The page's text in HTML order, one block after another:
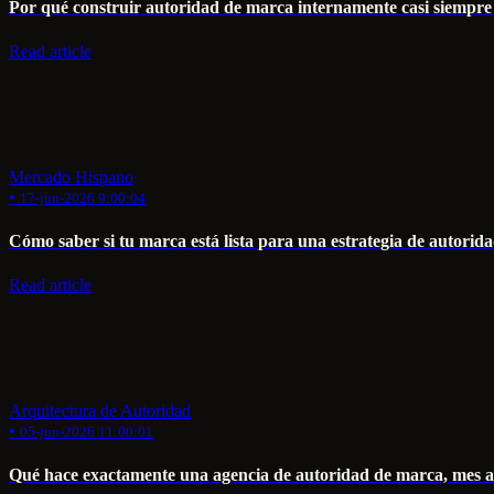
Por qué construir autoridad de marca internamente casi
Read article
Mercado Hispano
• 17-jun-2026 9:00:04
Cómo saber si tu marca está lista para una estrategia de
Read article
Arquitectura de Autoridad
• 05-jun-2026 11:00:01
Qué hace exactamente una agencia de autoridad de marca, mes